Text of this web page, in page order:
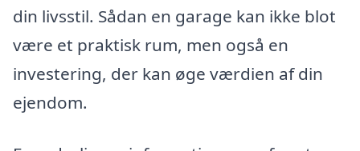
din livsstil. Sådan en garage kan ikke blot
være et praktisk rum, men også en
investering, der kan øge værdien af din
ejendom.